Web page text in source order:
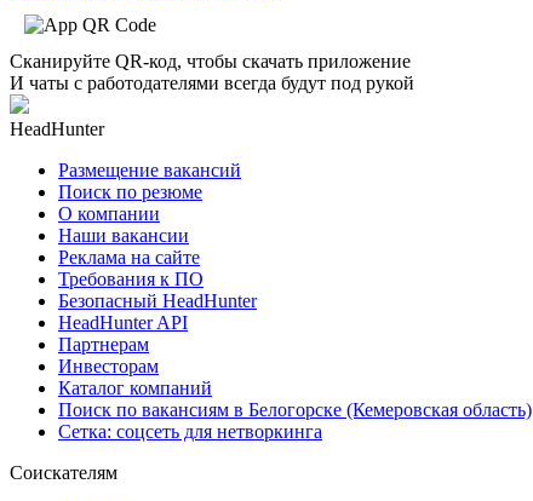
Сканируйте QR-код, чтобы скачать приложение
И чаты с работодателями всегда будут под рукой
HeadHunter
Размещение вакансий
Поиск по резюме
О компании
Наши вакансии
Реклама на сайте
Требования к ПО
Безопасный HeadHunter
HeadHunter API
Партнерам
Инвесторам
Каталог компаний
Поиск по вакансиям в Белогорске (Кемеровская область)
Сетка: соцсеть для нетворкинга
Соискателям